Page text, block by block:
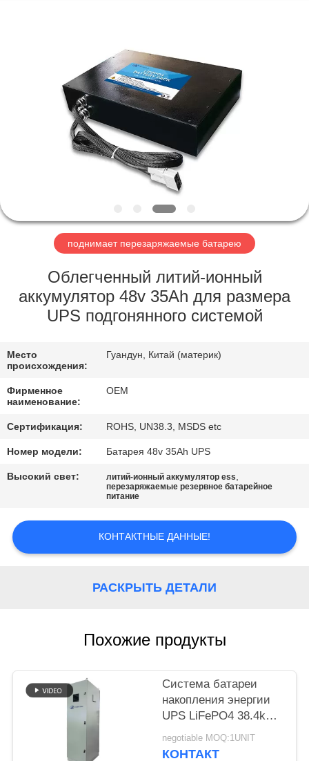
ПРОДУКТЫ
ПУТЕШЕСТВИЕ
ФАБРИКИ
ПРОВЕРКА
КАЧЕСТВА
СВЯЖИТЕСЬ
МЫ
BLOG
СПРОСИТЕ
КАРТА
САЙТА
поднимает перезаряжаемые батарею
Облегченный литий-ионный
аккумулятор 48v 35Ah для размера
UPS подгонянного системой
Место
происхождения:
Гуандун, Китай (материк)
Фирменное
наименование:
OEM
Сертификация: ROHS, UN38.3, MSDS etc
Номер модели: Батарея 48v 35Ah UPS
Высокий свет: литий-ионный аккумулятор ess,
перезаряжаемые резервное батарейное
питание
КОНТАКТНЫЕ ДАННЫЕ!
РАСКРЫТЬ ДЕТАЛИ
Похожие продукты
Система батареи
накопления энергии
UPS LiFePO4 38.4kWh
с инвертором 8K
negotiable MOQ:1UNIT
КОНТАКТ